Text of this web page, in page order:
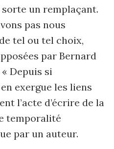
un remplaçant.
pas nous
tel ou tel choix,
par Bernard
Depuis si
exergue les liens
l’acte d’écrire de la
temporalité
par un auteur.